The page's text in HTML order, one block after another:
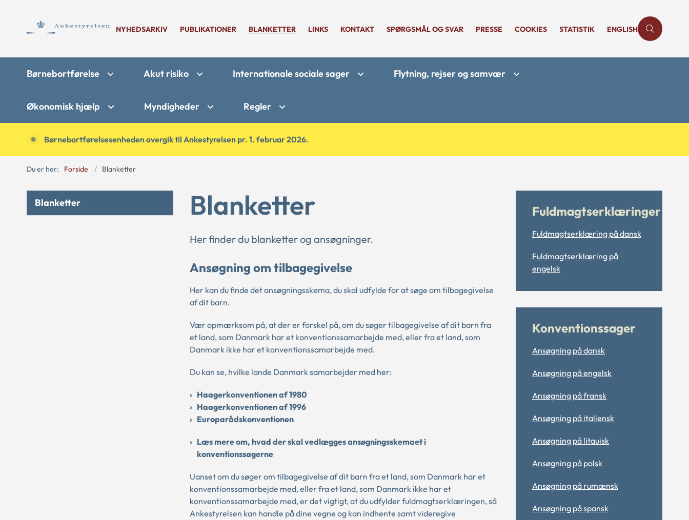
NYHEDSARKIV PUBLIKATIONER BLANKETTER LINKS KONTAKT SPØRGSMÅL OG SVAR PRESSE COOKIES STATISTIK ENGLISH
Børnebortførelse Akut risiko Internationale sociale sager Flytning, rejser og samvær
Økonomisk hjælp Myndigheder Regler
Børnebortførelsesenheden overgik til Ankestyrelsen pr. 1. februar 2026.
Du er her: Forside Blanketter
Blanketter Blanketter
Her finder du blanketter og ansøgninger.
Ansøgning om tilbagegivelse
Her kan du finde det ansøgningsskema, du skal udfylde for at søge om tilbagegivelse
af dit barn.
Vær opmærksom på, at der er forskel på, om du søger tilbagegivelse af dit barn fra
et land, som Danmark har et konventionssamarbejde med, eller fra et land, som
Danmark ikke har et konventionssamarbejde med.
Du kan se, hvilke lande Danmark samarbejder med her:
Haagerkonventionen af 1980
Haagerkonventionen af 1996
Europarådskonventionen
Læs mere om, hvad der skal vedlægges ansøgningsskemaet i
konventionssagerne
Uanset om du søger om tilbagegivelse af dit barn fra et land, som Danmark har et
konventionssamarbejde med, eller fra et land, som Danmark ikke har et
konventionssamarbejde med, er det vigtigt, at du udfylder fuldmagtserklæringen, så
Ankestyrelsen kan handle på dine vegne og kan indhente samt videregive
Fuldmagtserklæringer
Fuldmagtserklæring på dansk
Fuldmagtserklæring på
engelsk
Konventionssager
Ansøgning på dansk
Ansøgning på engelsk
Ansøgning på fransk
Ansøgning på italiensk
Ansøgning på litauisk
Ansøgning på polsk
Ansøgning på rumænsk
Ansøgning på spansk